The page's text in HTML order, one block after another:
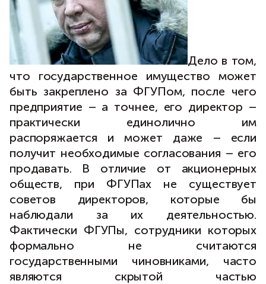
Дело в том,
что государственное имущество может
быть закреплено за ФГУПом, после чего
предприятие – а точнее, его директор –
практически единолично им
распоряжается и может даже – если
получит необходимые согласования – его
продавать. В отличие от акционерных
обществ, при ФГУПах не существует
советов директоров, которые бы
наблюдали за их деятельностью.
Фактически ФГУПы, сотрудники которых
формально не считаются
государственными чиновниками, часто
являются скрытой частью